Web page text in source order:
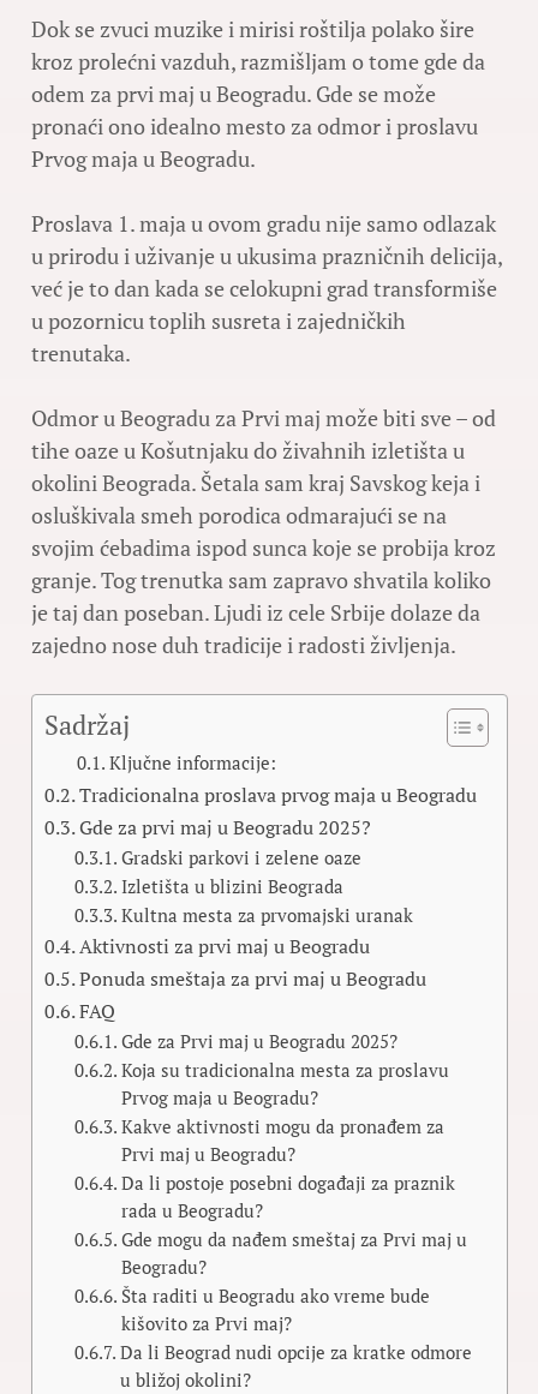
Dok se zvuci muzike i mirisi roštilja polako šire
kroz prolećni vazduh, razmišljam o tome gde da
odem za prvi maj u Beogradu. Gde se može
pronaći ono idealno mesto za odmor i proslavu
Prvog maja u Beogradu.
Proslava 1. maja u ovom gradu nije samo odlazak
u prirodu i uživanje u ukusima prazničnih delicija,
već je to dan kada se celokupni grad transformiše
u pozornicu toplih susreta i zajedničkih
trenutaka.
Odmor u Beogradu za Prvi maj može biti sve – od
tihe oaze u Košutnjaku do živahnih izletišta u
okolini Beograda. Šetala sam kraj Savskog keja i
osluškivala smeh porodica odmarajući se na
svojim ćebadima ispod sunca koje se probija kroz
granje. Tog trenutka sam zapravo shvatila koliko
je taj dan poseban. Ljudi iz cele Srbije dolaze da
zajedno nose duh tradicije i radosti življenja.
Sadržaj
Ključne informacije:
Tradicionalna proslava prvog maja u Beogradu
Gde za prvi maj u Beogradu 2025?
Gradski parkovi i zelene oaze
Izletišta u blizini Beograda
Kultna mesta za prvomajski uranak
Aktivnosti za prvi maj u Beogradu
Ponuda smeštaja za prvi maj u Beogradu
FAQ
Gde za Prvi maj u Beogradu 2025?
Koja su tradicionalna mesta za proslavu
Prvog maja u Beogradu?
Kakve aktivnosti mogu da pronađem za
Prvi maj u Beogradu?
Da li postoje posebni događaji za praznik
rada u Beogradu?
Gde mogu da nađem smeštaj za Prvi maj u
Beogradu?
Šta raditi u Beogradu ako vreme bude
kišovito za Prvi maj?
Da li Beograd nudi opcije za kratke odmore
u bližoj okolini?